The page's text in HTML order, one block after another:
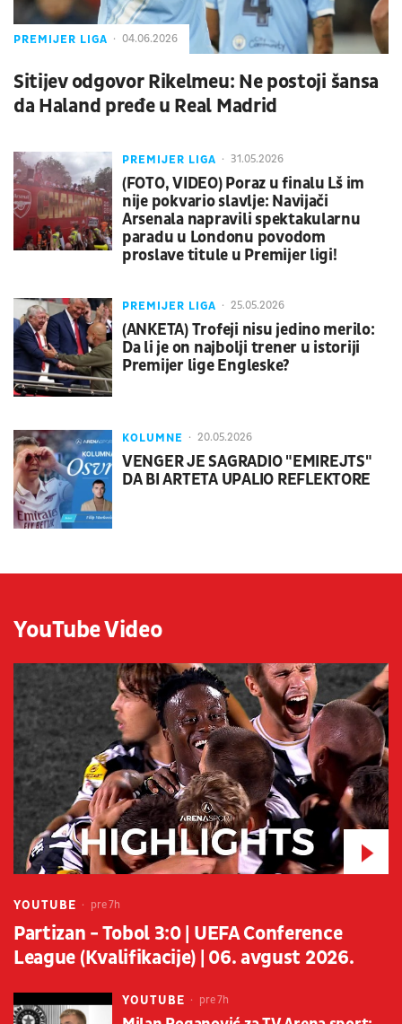
PREMIJER LIGA 04.06.2026
Sitijev odgovor Rikelmeu: Ne postoji šansa
da Haland pređe u Real Madrid
PREMIJER LIGA 31.05.2026
(FOTO, VIDEO) Poraz u finalu Lš im
nije pokvario slavlje: Navijači
Arsenala napravili spektakularnu
paradu u Londonu povodom
proslave titule u Premijer ligi!
PREMIJER LIGA 25.05.2026
(ANKETA) Trofeji nisu jedino merilo:
Da li je on najbolji trener u istoriji
Premijer lige Engleske?
KOLUMNE 20.05.2026
VENGER JE SAGRADIO "EMIREJTS"
DA BI ARTETA UPALIO REFLEKTORE
YouTube Video
YOUTUBE pre 7h
Partizan - Tobol 3:0 | UEFA Conference
League (Kvalifikacije) | 06. avgust 2026.
YOUTUBE pre 7h